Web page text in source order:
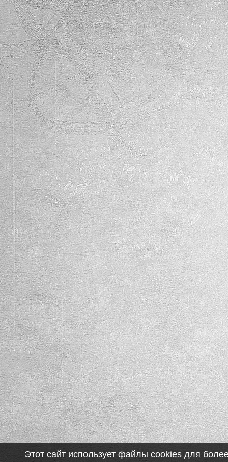
Этот сайт использует файлы cookies для